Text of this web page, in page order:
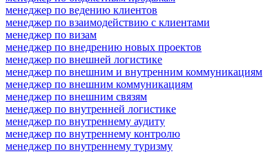
менеджер по ведению клиентов
менеджер по взаимодействию с клиентами
менеджер по визам
менеджер по внедрению новых проектов
менеджер по внешней логистике
менеджер по внешним и внутренним коммуникациям
менеджер по внешним коммуникациям
менеджер по внешним связям
менеджер по внутренней логистике
менеджер по внутреннему аудиту
менеджер по внутреннему контролю
менеджер по внутреннему туризму